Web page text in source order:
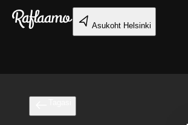
Liigu peamise sisu juurde
Asukoht Helsinki